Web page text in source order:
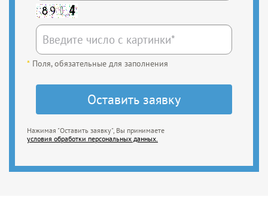
* Поля, обязательные для заполнения
Нажимая "Оставить заявку", Вы принимаете
условия обработки персональных данных.